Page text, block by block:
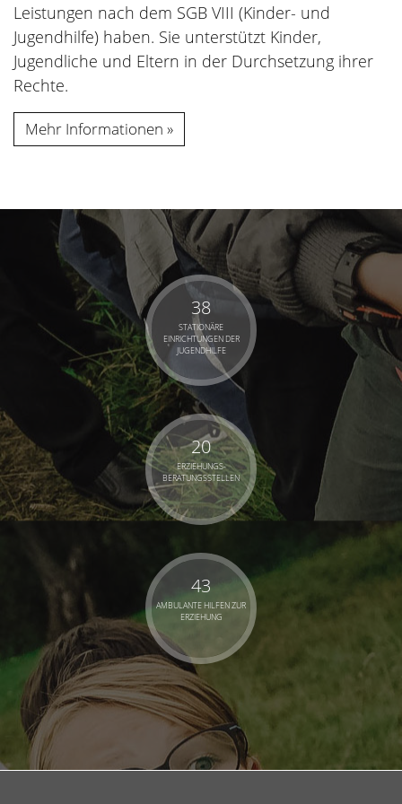
Leistungen nach dem SGB VIII (Kinder- und
Jugendhilfe) haben. Sie unterstützt Kinder,
Jugendliche und Eltern in der Durchsetzung ihrer
Rechte.
Mehr Informationen
38
STATIONÄRE
EINRICHTUNGEN DER
JUGENDHILFE
20
ERZIEHUNGS­
BERATUNGS­STELLEN
43
AMBULANTE HILFEN ZUR
ERZIEHUNG